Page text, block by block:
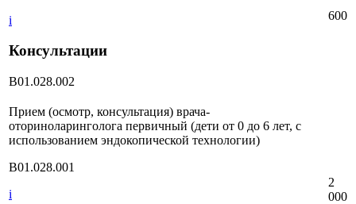
i
Консультации
B01.028.002
600
Прием (осмотр, консультация) врача-
оториноларинголога первичный (дети от 0 до 6 лет, с
использованием эндокопической технологии)
B01.028.001
i
2
000